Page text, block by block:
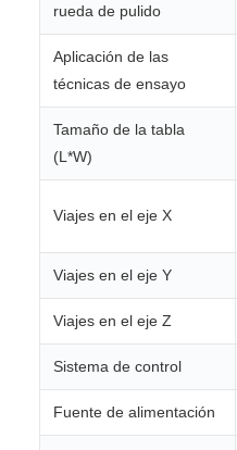
rueda de pulido
Aplicación de las
técnicas de ensayo
Tamaño de la tabla
(L*W)
Viajes en el eje X
Viajes en el eje Y
Viajes en el eje Z
Sistema de control
Fuente de alimentación